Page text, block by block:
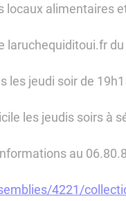
locaux alimentaires
laruchequiditoui.fr
les jeudi soir de
les jeudis soirs à
au
4221/